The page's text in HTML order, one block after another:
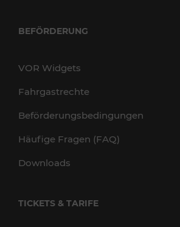
BEFÖRDERUNG
VOR Widgets
Fahrgastrechte
Beförderungsbedingungen
Häufige Fragen (FAQ)
Downloads
TICKETS & TARIFE